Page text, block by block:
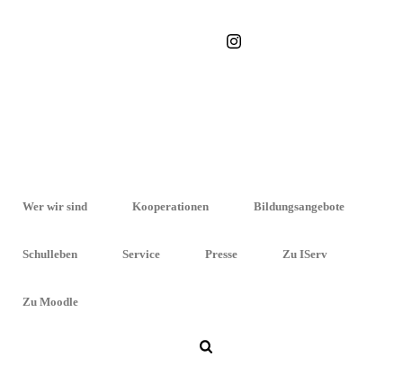
Wer wir sind Kooperationen Bildungsangebote
Schulleben Service Presse Zu IServ
Zu Moodle
Zeitzeugengespräch mit Nadja